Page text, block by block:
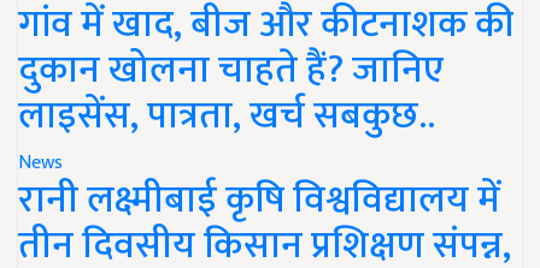
गांव में खाद, बीज और कीटनाशक की
दुकान खोलना चाहते हैं? जानिए
लाइसेंस, पात्रता, खर्च सबकुछ..
News
रानी लक्ष्मीबाई कृषि विश्वविद्यालय में
तीन दिवसीय किसान प्रशिक्षण संपन्न,